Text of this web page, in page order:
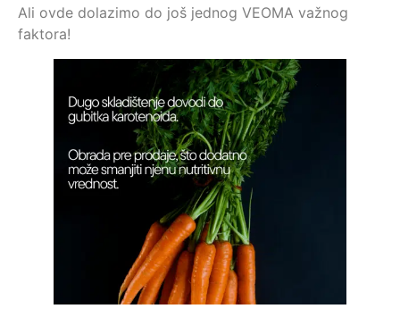
Ali ovde dolazimo do još jednog VEOMA važnog
faktora!